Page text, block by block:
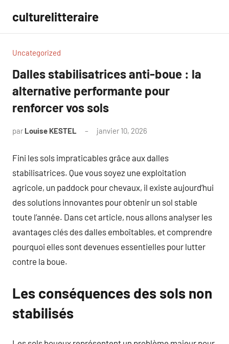
contenu
culturelitteraire
Uncategorized
Dalles stabilisatrices anti-boue : la
alternative performante pour
renforcer vos sols
par Louise KESTEL janvier 10, 2026
Fini les sols impraticables grâce aux dalles
stabilisatrices. Que vous soyez une exploitation
agricole, un paddock pour chevaux, il existe aujourd’hui
des solutions innovantes pour obtenir un sol stable
toute l’année. Dans cet article, nous allons analyser les
avantages clés des dalles emboîtables, et comprendre
pourquoi elles sont devenues essentielles pour lutter
contre la boue.
Les conséquences des sols non
stabilisés